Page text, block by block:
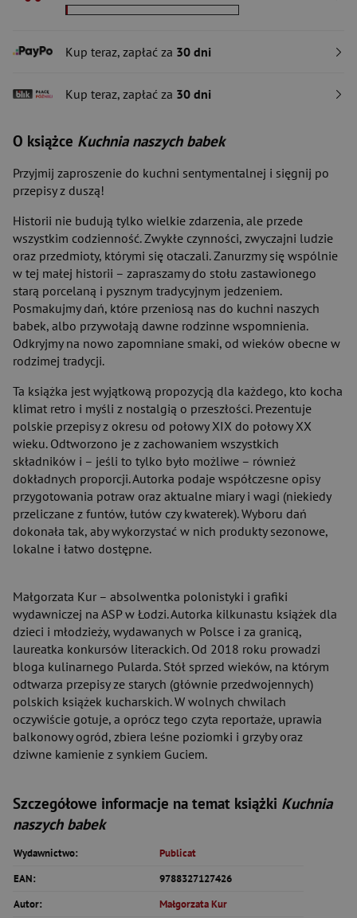
Kup teraz, zapłać za 30 dni
Kup teraz, zapłać za 30 dni
O książce Kuchnia naszych babek
Przyjmij zaproszenie do kuchni sentymentalnej i sięgnij po
przepisy z duszą!
Historii nie budują tylko wielkie zdarzenia, ale przede
wszystkim codzienność. Zwykłe czynności, zwyczajni ludzie
oraz przedmioty, którymi się otaczali. Zanurzmy się wspólnie
w tej małej historii – zapraszamy do stołu zastawionego
starą porcelaną i pysznym tradycyjnym jedzeniem.
Posmakujmy dań, które przeniosą nas do kuchni naszych
babek, albo przywołają dawne rodzinne wspomnienia.
Odkryjmy na nowo zapomniane smaki, od wieków obecne w
rodzimej tradycji.
Ta książka jest wyjątkową propozycją dla każdego, kto kocha
klimat retro i myśli z nostalgią o przeszłości. Prezentuje
polskie przepisy z okresu od połowy XIX do połowy XX
wieku. Odtworzono je z zachowaniem wszystkich
składników i – jeśli to tylko było możliwe – również
dokładnych proporcji. Autorka podaje współczesne opisy
przygotowania potraw oraz aktualne miary i wagi (niekiedy
przeliczane z funtów, łutów czy kwaterek). Wyboru dań
dokonała tak, aby wykorzystać w nich produkty sezonowe,
lokalne i łatwo dostępne.
Małgorzata Kur – absolwentka polonistyki i grafiki
wydawniczej na ASP w Łodzi. Autorka kilkunastu książek dla
dzieci i młodzieży, wydawanych w Polsce i za granicą,
laureatka konkursów literackich. Od 2018 roku prowadzi
bloga kulinarnego Pularda. Stół sprzed wieków, na którym
odtwarza przepisy ze starych (głównie przedwojennych)
polskich książek kucharskich. W wolnych chwilach
oczywiście gotuje, a oprócz tego czyta reportaże, uprawia
balkonowy ogród, zbiera leśne poziomki i grzyby oraz
dziwne kamienie z synkiem Guciem.
Szczegółowe informacje na temat książki Kuchnia
naszych babek
Wydawnictwo:
Publicat
EAN:
9788327127426
Autor:
Małgorzata Kur